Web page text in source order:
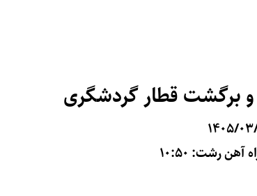
برگشت قطار گردشگری